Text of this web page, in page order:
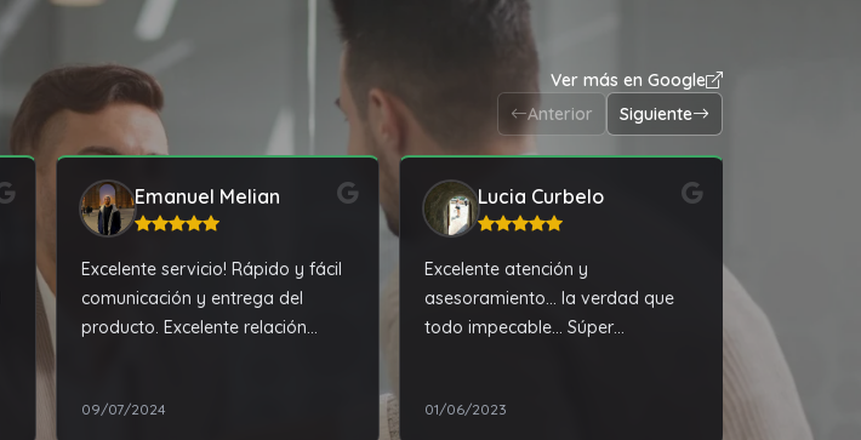
Ver más en Google
Anterior
Siguiente
Emanuel Melian
Excelente servicio! Rápido y fácil
comunicación y entrega del
producto. Excelente relación
09/07/2024
Lucia Curbelo
Excelente atención y
asesoramiento... la verdad que
todo impecable... Súper
01/06/2023
forma
01/06/2023